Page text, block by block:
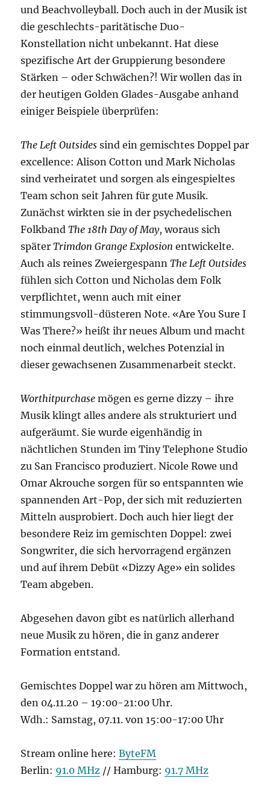
und Beachvolleyball. Doch auch in der Musik ist
die geschlechts-paritätische Duo-
Konstellation nicht unbekannt. Hat diese
spezifische Art der Gruppierung besondere
Stärken – oder Schwächen?! Wir wollen das in
der heutigen Golden Glades-Ausgabe anhand
einiger Beispiele überprüfen:
The Left Outsides sind ein gemischtes Doppel par
excellence: Alison Cotton und Mark Nicholas
sind verheiratet und sorgen als eingespieltes
Team schon seit Jahren für gute Musik.
Zunächst wirkten sie in der psychedelischen
FolkbandThe 18th Day of May, woraus sich
späterTrimdon Grange Explosion entwickelte.
Auch als reines ZweiergespannThe Left Outsides
fühlen sich Cotton und Nicholas dem Folk
verpflichtet, wenn auch mit einer
stimmungsvoll-düsteren Note. «Are You Sure I
Was There?» heißt ihr neues Album und macht
noch einmal deutlich, welches Potenzial in
dieser gewachsenen Zusammenarbeit steckt.
Worthitpurchase mögen es gerne dizzy – ihre
Musik klingt alles andere als strukturiert und
aufgeräumt. Sie wurde eigenhändig in
nächtlichen Stunden im Tiny Telephone Studio
zu San Francisco produziert. Nicole Rowe und
Omar Akrouche sorgen für so entspannten wie
spannenden Art-Pop, der sich mit reduzierten
Mitteln ausprobiert. Doch auch hier liegt der
besondere Reiz im gemischten Doppel: zwei
Songwriter, die sich hervorragend ergänzen
und auf ihrem Debüt «Dizzy Age» ein solides
Team abgeben.
Abgesehen davon gibt es natürlich allerhand
neue Musik zu hören, die in ganz anderer
Formation entstand.
Gemischtes Doppel war zu hören am Mittwoch,
den 04.11.20 – 19:00-21:00 Uhr.
Wdh.: Samstag, 07.11. von 15:00-17:00 Uhr
Stream online here:ByteFM
Berlin: 91.0 MHz // Hamburg: 91.7 MHz